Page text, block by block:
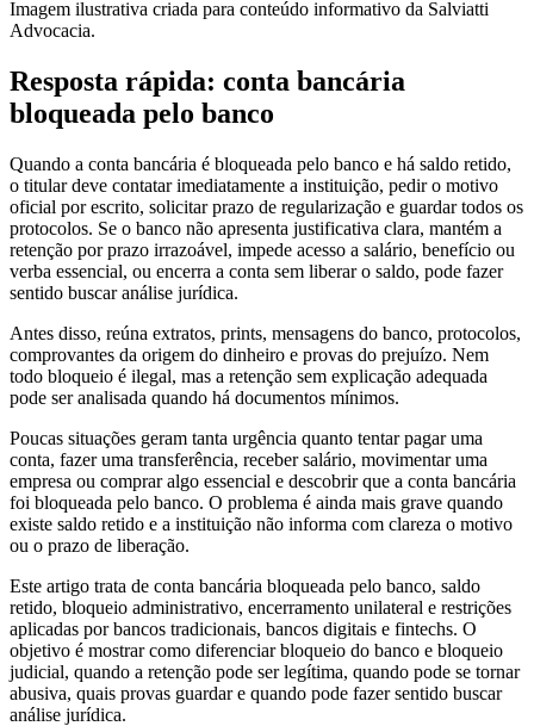
Imagem ilustrativa criada para conteúdo informativo da Salviatti
Advocacia.
Resposta rápida: conta bancária
bloqueada pelo banco
Quando a conta bancária é bloqueada pelo banco e há saldo retido,
o titular deve contatar imediatamente a instituição, pedir o motivo
oficial por escrito, solicitar prazo de regularização e guardar todos os
protocolos. Se o banco não apresenta justificativa clara, mantém a
retenção por prazo irrazoável, impede acesso a salário, benefício ou
verba essencial, ou encerra a conta sem liberar o saldo, pode fazer
sentido buscar análise jurídica.
Antes disso, reúna extratos, prints, mensagens do banco, protocolos,
comprovantes da origem do dinheiro e provas do prejuízo. Nem
todo bloqueio é ilegal, mas a retenção sem explicação adequada
pode ser analisada quando há documentos mínimos.
Poucas situações geram tanta urgência quanto tentar pagar uma
conta, fazer uma transferência, receber salário, movimentar uma
empresa ou comprar algo essencial e descobrir que a conta bancária
foi bloqueada pelo banco. O problema é ainda mais grave quando
existe saldo retido e a instituição não informa com clareza o motivo
ou o prazo de liberação.
Este artigo trata de conta bancária bloqueada pelo banco, saldo
retido, bloqueio administrativo, encerramento unilateral e restrições
aplicadas por bancos tradicionais, bancos digitais e fintechs. O
objetivo é mostrar como diferenciar bloqueio do banco e bloqueio
judicial, quando a retenção pode ser legítima, quando pode se tornar
abusiva, quais provas guardar e quando pode fazer sentido buscar
análise jurídica.